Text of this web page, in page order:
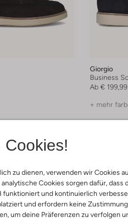
Cookies!
zu dienen, verwenden wir Cookies
Cookies sorgen dafür, dass
funktioniert und kontinuierlich
und erfordern keine
um deine Präferenzen zu verfolgen
Giorgio
Business
Ab € 199,99
+ mehr